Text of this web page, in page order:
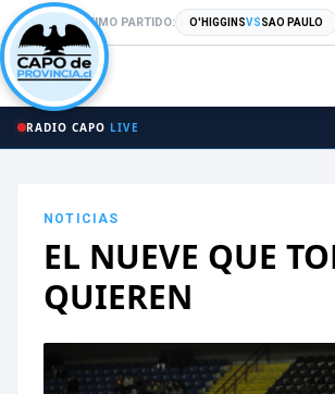
PRÓXIMO PARTIDO: O'HIGGINSVSSAO PAULO
RADIO CAPO LIVE
NOTICIAS
EL NUEVE QUE
QUIEREN